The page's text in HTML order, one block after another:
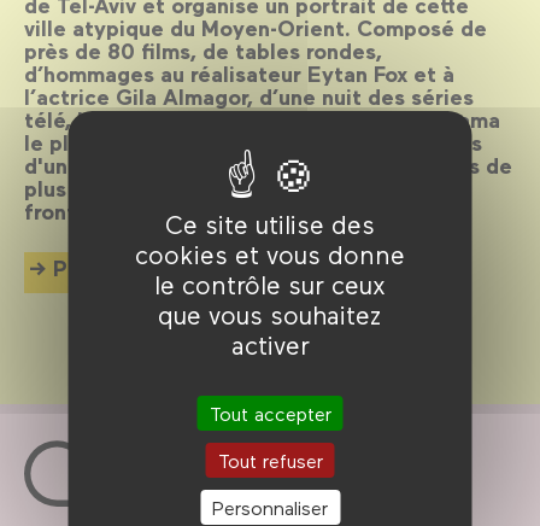
Ce site utilise des
cookies et vous donne
le contrôle sur ceux
que vous souhaitez
activer
Tout accepter
Tout refuser
Personnaliser
de Tel-Aviv et organise un portrait de cette
ville atypique du Moyen-Orient. Composé de
près de 80 films, de tables rondes,
d’hommages au réalisateur Eytan Fox et à
l’actrice Gila Almagor, d’une nuit des séries
télé, le Forum des images dresse un panorama
le plus large possible des différents aspects
d'une ville et d’un cinéma encore jeune mais de
plus en plus reconnu en dehors de ses
frontières.
Plus d'info